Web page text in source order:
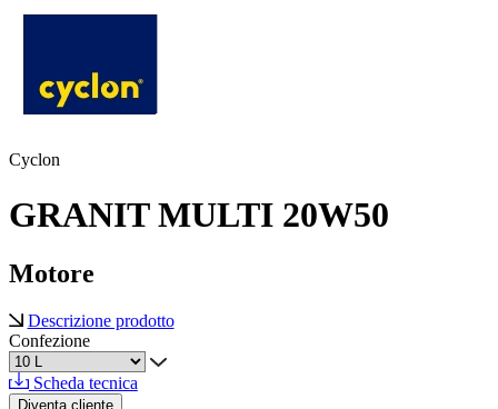
Cyclon
GRANIT MULTI 20W50
Motore
Descrizione prodotto
Confezione
Scheda tecnica
Diventa cliente